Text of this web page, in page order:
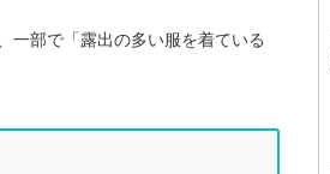
一部で「露出の多い服を着ている